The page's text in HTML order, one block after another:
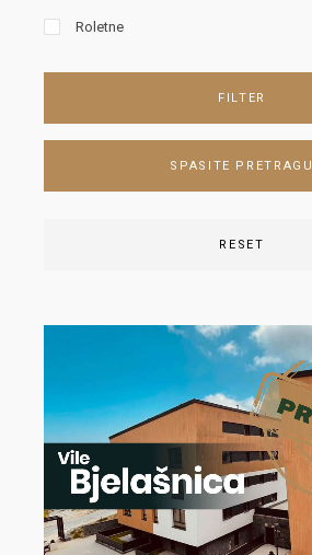
Roletne
FILTER
SPASITE PRETRAGU
RESET